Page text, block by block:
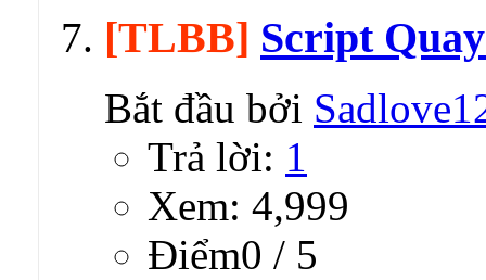
[TLBB] Script
Bắt đầu bởi
Trả lời: 1
Xem: 4,999
Ðiểm0 / 5